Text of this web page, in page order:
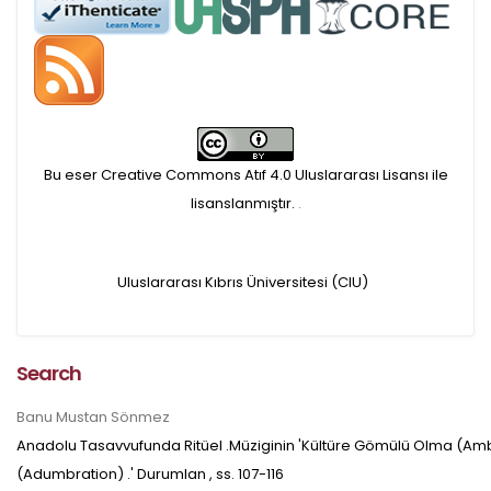
APC ödemesi
Öndenetimden geçen
makaleler için, 100 Avro
Makale İşletim Ücreti (APC)
APC bilgi mesajı
Bu eser Creative Commons Atıf 4.0 Uluslararası Lisansı ile
lisanslanmıştır. .
Uluslararası Kıbrıs Üniversitesi (CIU)
Search
Banu Mustan Sönmez
Anadolu Tasavvufunda Ritüel .Müziginin 'Kültüre Gömülü Olma
(Adumbration) .' Durumlan , ss. 107-116